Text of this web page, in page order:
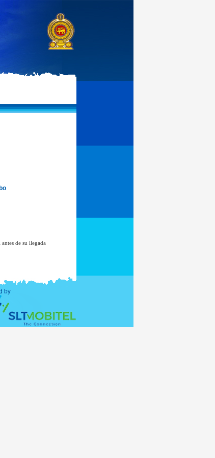
de su llegada
remisión, deberá